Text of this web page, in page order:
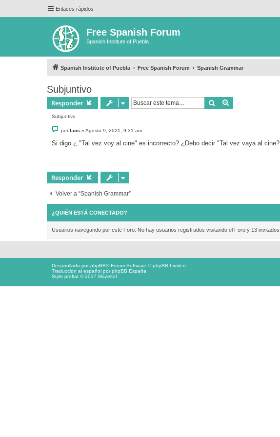
Enlaces rápidos
Free Spanish Forum
Spanish Institute of Puebla
Spanish Institute of Puebla Free Spanish Forum Spanish Grammar
Subjuntivo
Responder Buscar
Subjuntivo
e
s
porLuis » Agosto 9, 2021, 9:31 am
Si digo ¿ "Tal vez voy al cine" es incorrecto? ¿Debo decir "Tal vez vaya al cine?
Responder
Volver a “Spanish Grammar”
¿QUIÉN ESTÁ CONECTADO?
Usuarios navegando por este Foro: No hay usuarios registrados visitando el Foro y 13 invitados
Desarrollado porphpBB® Forum Software © phpBB Limited
Traducción al español porphpBB España
Style proflat © 2017 Mazeltof